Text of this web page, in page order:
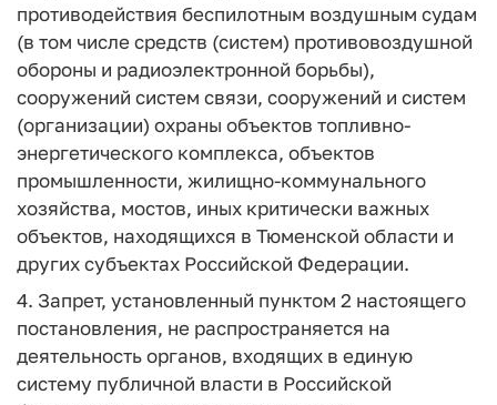
противодействия беспилотным воздушным судам
(в том числе средств (систем) противовоздушной
обороны и радиоэлектронной борьбы),
сооружений систем связи, сооружений и систем
(организации) охраны объектов топливно-
энергетического комплекса, объектов
промышленности, жилищно-коммунального
хозяйства, мостов, иных критически важных
объектов, находящихся в Тюменской области и
других субъектах Российской Федерации.
4. Запрет, установленный пунктом 2 настоящего
постановления, не распространяется на
деятельность органов, входящих в единую
систему публичной власти в Российской